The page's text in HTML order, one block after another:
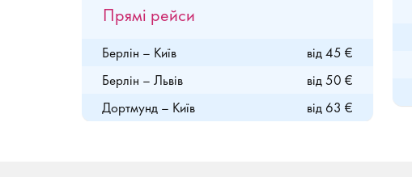
Прямі рейси
Берлін – Київ
від 45 €
Берлін – Львів
від 50 €
Дортмунд – Київ
від 63 €